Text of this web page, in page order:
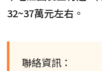
32~37萬元左右 。
聯絡資訊：